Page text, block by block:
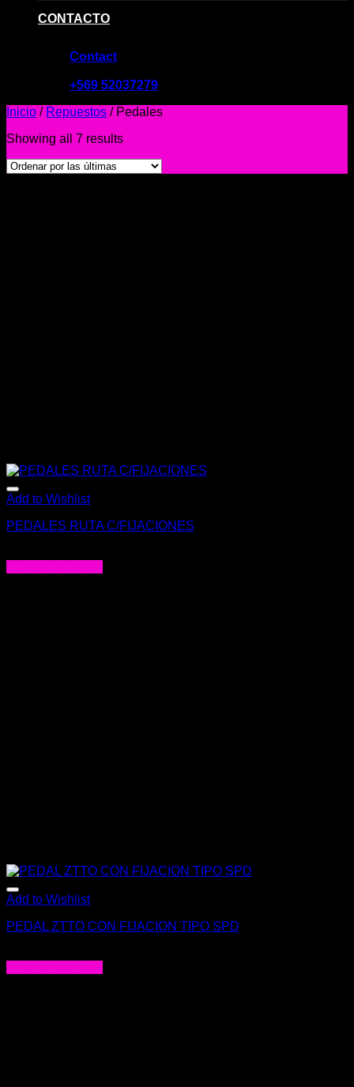
CONTACTO
Contact
+569 52037279
Inicio / Repuestos /Pedales
Showing all 7 results
Add to Wishlist
PEDALES RUTA C/FIJACIONES
Add to Wishlist
PEDAL ZTTO CON FIJACION TIPO SPD